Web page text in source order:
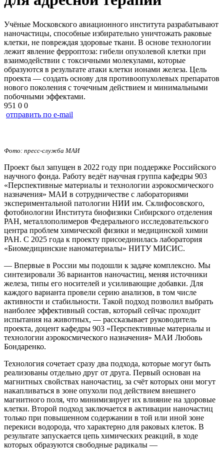
Учёные Московского авиационного института разрабатывают
наночастицы, способные избирательно уничтожать раковые
клетки, не повреждая здоровые ткани. В основе технологии
лежит явление ферроптоза: гибели опухолевой клетки при
взаимодействии с токсичными молекулами, которые
образуются в результате атаки клетки ионами железа. Цель
проекта — создать основу для противоопухолевых препаратов
нового поколения с точечным действием и минимальными
побочными эффектами.
951 0 0
отправить по e-mail
Фото: пресс-служба МАИ
Проект был запущен в 2022 году при поддержке Российского
научного фонда. Работу ведёт научная группа кафедры 903
«Перспективные материалы и технологии аэрокосмического
назначения» МАИ в сотрудничестве с лабораториями
экспериментальной патологии НИИ им. Склифосовского,
фотобиологии Института биофизики Сибирского отделения
РАН, металлополимеров Федерального исследовательского
центра проблем химической физики и медицинской химии
РАН. С 2025 года к проекту присоединилась лаборатория
«Биомедицинские наноматериалы» НИТУ МИСИС.
— Впервые в России мы подошли к задаче комплексно. Мы
синтезировали 36 вариантов наночастиц, меняя источники
железа, типы его носителей и усиливающие добавки. Для
каждого варианта провели серию анализов, в том числе
активности и стабильности. Такой подход позволил выбрать
наиболее эффективный состав, который сейчас проходит
испытания на животных, — рассказывает руководитель
проекта, доцент кафедры 903 «Перспективные материалы и
технологии аэрокосмического назначения» МАИ Любовь
Бондаренко.
Технология сочетает сразу два подхода, которые могут быть
реализованы отдельно друг от друга. Первый основан на
магнитных свойствах наночастиц, за счёт которых они могут
накапливаться в зоне опухоли под действием внешнего
магнитного поля, что минимизирует их влияние на здоровые
клетки. Второй подход заключается в активации наночастиц
только при повышенном содержании в той или иной зоне
перекиси водорода, что характерно для раковых клеток. В
результате запускается цепь химических реакций, в ходе
которых образуются свободные радикалы —